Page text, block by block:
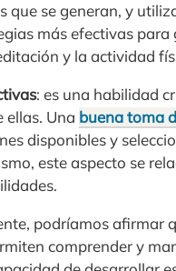
que se generan, y
más efectivas
y la actividad
: es una habilidad
ellas. Una buena toma
disponibles y
este aspecto se
podríamos afirmar
comprender y